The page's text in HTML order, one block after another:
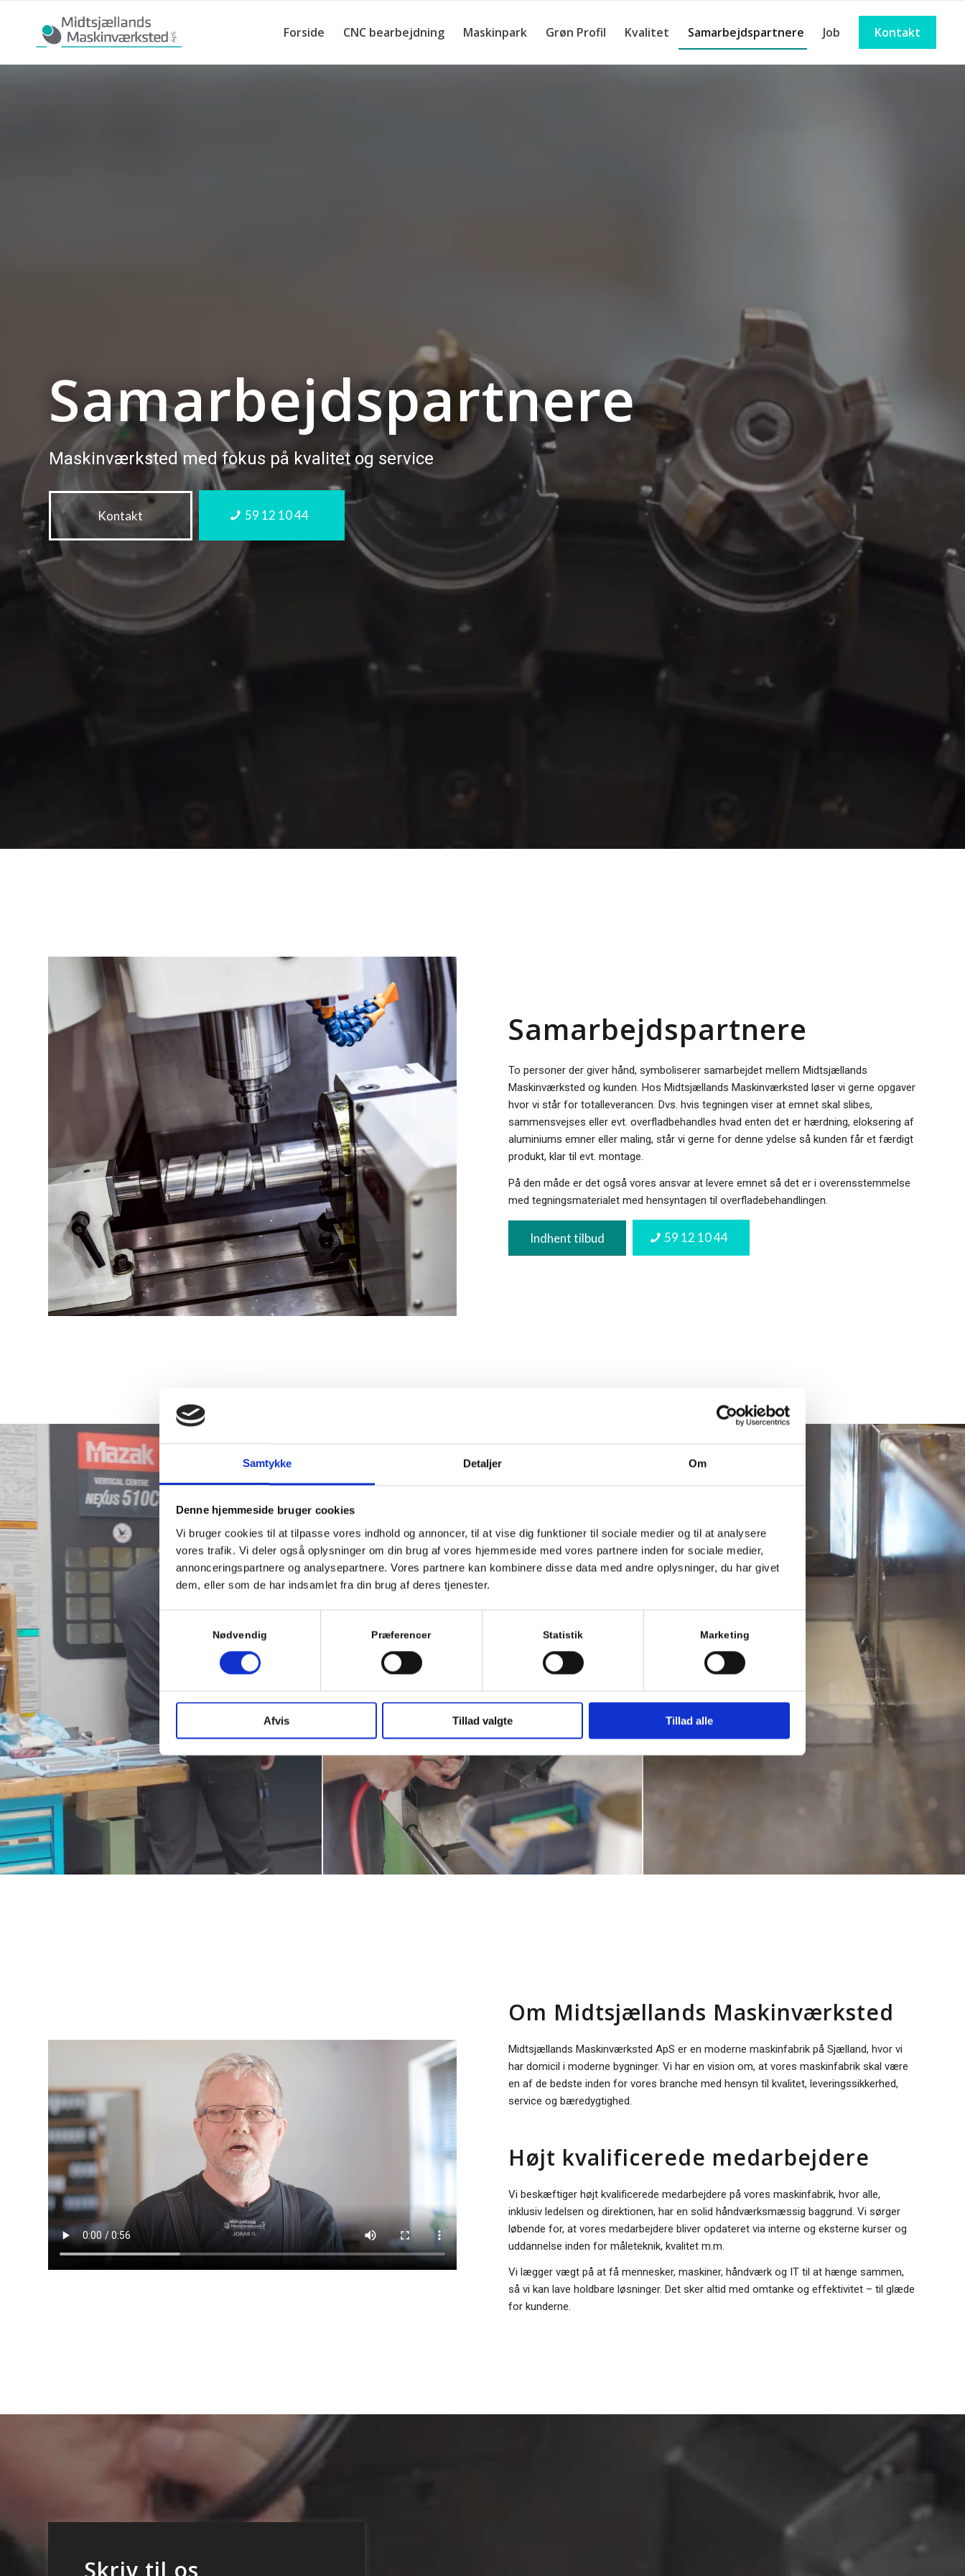
Samtykke Detaljer Om
Denne hjemmeside bruger cookies
Vi bruger cookies til at tilpasse vores indhold og annoncer, til at vise dig funktioner til sociale medier og til at analysere
vores trafik. Vi deler også oplysninger om din brug af vores hjemmeside med vores partnere inden for sociale medier,
annonceringspartnere og analysepartnere. Vores partnere kan kombinere disse data med andre oplysninger, du har givet
dem, eller som de har indsamlet fra din brug af deres tjenester.
Nødvendig Præferencer Statistik Marketing
Afvis Tillad valgte Tillad alle
Forside CNC bearbejdning Maskinpark Grøn Profil Kvalitet Samarbejdspartnere Job Kontakt
Samarbejdspartnere
Maskinværksted med fokus på kvalitet og service
Kontakt 59 12 10 44
Samarbejdspartnere
To personer der giver hånd, symboliserer samarbejdet mellem Midtsjællands
Maskinværksted og kunden. Hos Midtsjællands Maskinværksted løser vi gerne opgaver
hvor vi står for totalleverancen. Dvs. hvis tegningen viser at emnet skal slibes,
sammensvejses eller evt. overfladbehandles hvad enten det er hærdning, eloksering af
aluminiums emner eller maling, står vi gerne for denne ydelse så kunden får et færdigt
produkt, klar til evt. montage.​
På den måde er det også vores ansvar at levere emnet så det er i overensstemmelse
med tegningsmaterialet med hensyntagen til overfladebehandlingen.
Indhent tilbud 59 12 10 44
Om Midtsjællands Maskinværksted
Midtsjællands Maskinværksted ApS er en moderne maskinfabrik på Sjælland, hvor vi
har domicil i moderne bygninger. Vi har en vision om, at vores maskinfabrik skal være
en af de bedste inden for vores branche med hensyn til kvalitet, leveringssikkerhed,
service og bæredygtighed.
Højt kvalificerede medarbejdere
Vi beskæftiger højt kvalificerede medarbejdere på vores maskinfabrik, hvor alle,
inklusiv ledelsen og direktionen, har en solid håndværksmæssig baggrund. Vi sørger
løbende for, at vores medarbejdere bliver opdateret via interne og eksterne kurser og
uddannelse inden for måleteknik, kvalitet m.m.
​Vi lægger vægt på at få mennesker, maskiner, håndværk og IT til at hænge sammen,
så vi kan lave holdbare løsninger. Det sker altid med omtanke og effektivitet – til glæde
for kunderne.
Skriv til os